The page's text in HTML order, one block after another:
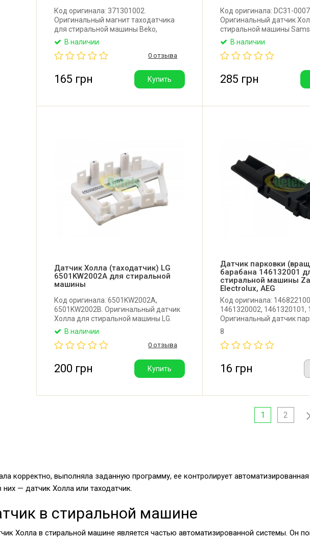
Код оригинала: 371301002.
Оригинальный магнит таходатчика
для стиральной машины Beko,
Blomberg, Crundig, Arcelik. Диаметр
внешний 19 мм, диаметр внутренний -
8,5 мм, высота - 8 мм.
В наличии
0 отзыва
165 грн Купить
Код оригинала: DC31-
Оригинальный датчик
стиральной машины
прямым приводом.
В наличии
285 грн
Датчик Холла (таходатчик) LG
6501KW2002A для стиральной
машины
Код оригинала: 6501KW2002A,
6501KW2002B. Оригинальный датчик
Холла для стиральной машины LG.
В наличии
0 отзыва
200 грн Купить
Датчик парковки
барабана 146132001
стиральной машины
Electrolux, AEG
Код оригинала:
1461320002, 1461320101,
Оригинальный датчик
барабана для стиральной
Zanussi, Electrolux, AEG.
8
16 грн
1 2
корректно, выполняла заданную программу, ее контролирует
— датчик Холла или таходатчик.
в стиральной машине
Холла в стиральной машине является частью автоматизированной системы. Он